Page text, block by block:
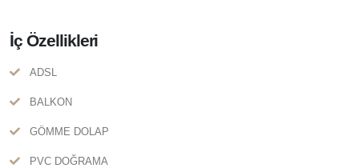
İç Özellikleri
ADSL
BALKON
GÖMME DOLAP
PVC DOĞRAMA